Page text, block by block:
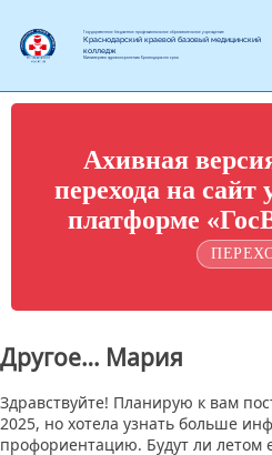
Государственное бюджетное профессиональное образовательное учреждение
Краснодарский краевой базовый медицинский
колледж
Министерства здравоохранения Краснодарского края
Ахивная
перехода на
платформе
Другое… Мария
Здравствуйте! Планирую к вам
2025, но хотела узнать больше
профориентацию. Будут ли летом